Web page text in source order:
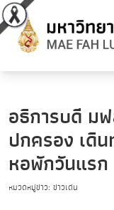
อธิการบดี ม
ปกครอง เดิน
หอพักวันแรก
หมวดหมู่ข่าว: ข่าวเด่น